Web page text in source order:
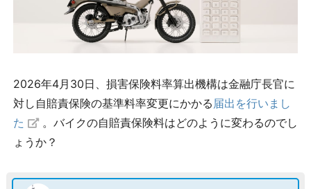
2026年4月30日、損害保険料率算出機構は金融庁長官に
対し自賠責保険の基準料率変更にかかる 届出を行いまし
た
。バイクの自賠責保険料はどのように変わるのでし
ょうか？